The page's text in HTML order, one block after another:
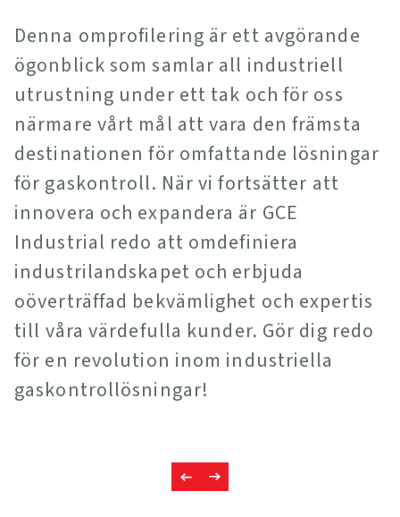
Denna omprofilering är ett avgörande
ögonblick som samlar all industriell
utrustning under ett tak och för oss
närmare vårt mål att vara den främsta
destinationen för omfattande lösningar
för gaskontroll. När vi fortsätter att
innovera och expandera är GCE
Industrial redo att omdefiniera
industrilandskapet och erbjuda
oöverträffad bekvämlighet och expertis
till våra värdefulla kunder. Gör dig redo
för en revolution inom industriella
gaskontrollösningar!